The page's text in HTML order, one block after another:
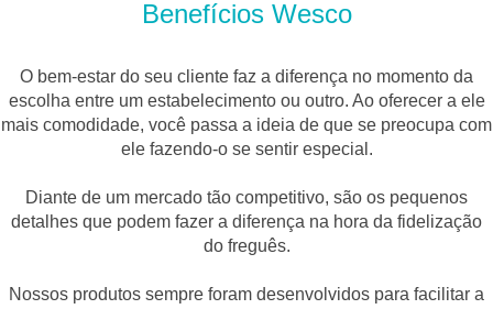
Benefícios Wesco
O bem-estar do seu cliente faz a diferença no momento da
escolha entre um estabelecimento ou outro. Ao oferecer a ele
mais comodidade, você passa a ideia de que se preocupa com
ele fazendo-o se sentir especial.
Diante de um mercado tão competitivo, são os pequenos
detalhes que podem fazer a diferença na hora da fidelização
do freguês.
Nossos produtos sempre foram desenvolvidos para facilitar a